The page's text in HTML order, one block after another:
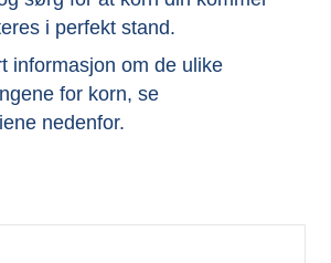
i perfekt stand.
informasjon om de ulike
for korn, se
nedenfor.